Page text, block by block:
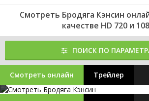
Смотреть Бродяга Кэнсин
качестве HD 720 и
ПОИСК ПО
Смотреть онлайн Трейлер